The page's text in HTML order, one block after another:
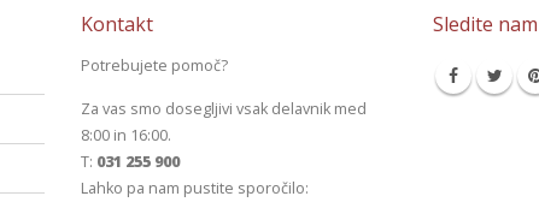
Kontakt
Potrebujete pomoč?
Za vas smo dosegljivi vsak delavnik med
8:00 in 16:00.
T: 031 255 900
Lahko pa nam pustite sporočilo:
Sledite